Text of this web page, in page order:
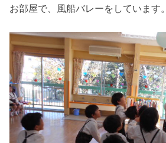
お部屋で、風船バレーをしています。